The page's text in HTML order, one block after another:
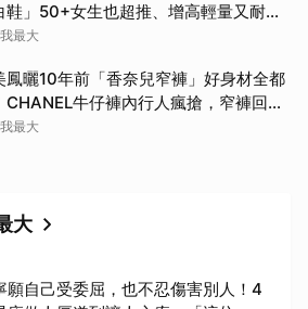
鞋」50+女生也超推、增高輕量又耐
最大
鳳曬10年前「香奈兒窄褲」好身材全都
CHANEL牛仔褲內行人瘋搶，窄褲回歸
幾條
最大
大
願自己受委屈，也不忍傷害別人！4